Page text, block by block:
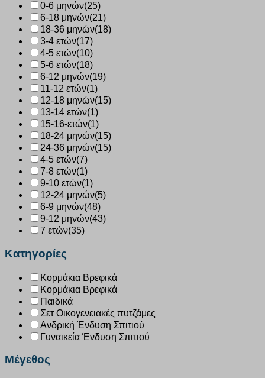
0-6 μηνών(25)
6-18 μηνών(21)
18-36 μηνών(18)
3-4 ετών(17)
4-5 ετών(10)
5-6 ετών(18)
6-12 μηνών(19)
11-12 ετών(1)
12-18 μηνών(15)
13-14 ετών(1)
15-16-ετών(1)
18-24 μηνών(15)
24-36 μηνών(15)
4-5 ετών(7)
7-8 ετών(1)
9-10 ετών(1)
12-24 μηνών(5)
6-9 μηνών(48)
9-12 μηνών(43)
7 ετών(35)
Κατηγορίες
Κορμάκια Βρεφικά
Κορμάκια Βρεφικά
Παιδικά
Σετ Οικογενειακές πυτζάμες
Ανδρική Ένδυση Σπιτιού
Γυναικεία Ένδυση Σπιτιού
Μέγεθος